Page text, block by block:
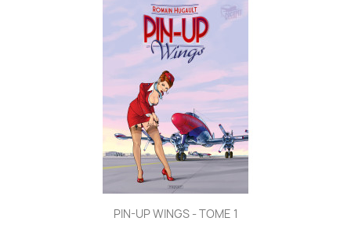
PIN-UP WINGS - TOME 1